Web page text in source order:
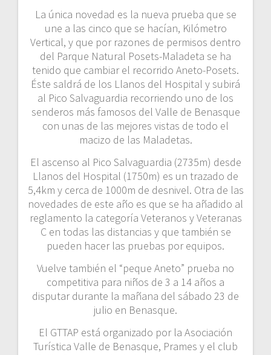
La única novedad es la nueva prueba que se
une a las cinco que se hacían, Kilómetro
Vertical, y que por razones de permisos dentro
del Parque Natural Posets-Maladeta se ha
tenido que cambiar el recorrido Aneto-Posets.
Éste saldrá de los Llanos del Hospital y subirá
al Pico Salvaguardia recorriendo uno de los
senderos más famosos del Valle de Benasque
con unas de las mejores vistas de todo el
macizo de las Maladetas.
El ascenso al Pico Salvaguardia (2735m) desde
Llanos del Hospital (1750m) es un trazado de
5,4km y cerca de 1000m de desnivel. Otra de las
novedades de este año es que se ha añadido al
reglamento la categoría Veteranos y Veteranas
C en todas las distancias y que también se
pueden hacer las pruebas por equipos.
Vuelve también el “peque Aneto” prueba no
competitiva para niños de 3 a 14 años a
disputar durante la mañana del sábado 23 de
julio en Benasque.
El GTTAP está organizado por la Asociación
Turística Valle de Benasque, Prames y el club